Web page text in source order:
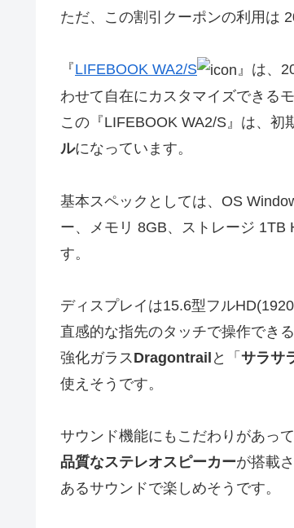
ただ、この割引クーポンの利用は
『LIFEBOOK WA2/S
』は、
わせて自在にカスタマイズできるモ
この『LIFEBOOK WA2/S』は、初
ルになっています。
基本スペックとしては、OS
ー、メモリ 8GB、ストレージ 1TB
す。
ディスプレイは15.6型フル
直感的な指先のタッチで操作でき
強化ガラス Dragontrail と「 サラサ
使えそうです。
サウンド機能にもこだわりがあっ
品質なステレオスピーカーが搭載
あるサウンドで楽しめそうです。